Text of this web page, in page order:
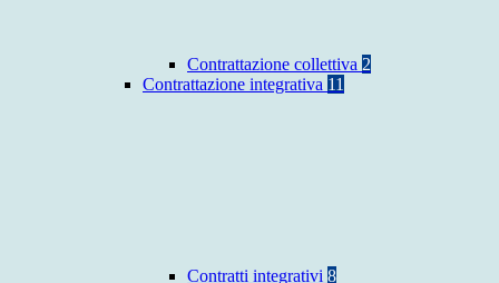
Contrattazione collettiva 2
Contrattazione integrativa 11
Contratti integrativi 8